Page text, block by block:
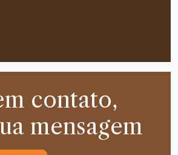
contato,
mensagem